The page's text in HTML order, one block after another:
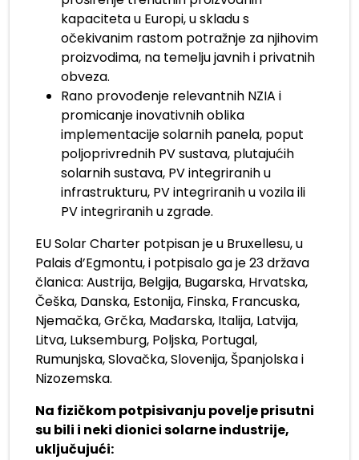
kapaciteta u Europi, u skladu s
očekivanim rastom potražnje za njihovim
proizvodima, na temelju javnih i privatnih
obveza.
Rano provođenje relevantnih NZIA i
promicanje inovativnih oblika
implementacije solarnih panela, poput
poljoprivrednih PV sustava, plutajućih
solarnih sustava, PV integriranih u
infrastrukturu, PV integriranih u vozila ili
PV integriranih u zgrade.
EU Solar Charter potpisan je u Bruxellesu, u
Palais d’Egmontu, i potpisalo ga je 23 država
članica: Austrija, Belgija, Bugarska, Hrvatska,
Češka, Danska, Estonija, Finska, Francuska,
Njemačka, Grčka, Mađarska, Italija, Latvija,
Litva, Luksemburg, Poljska, Portugal,
Rumunjska, Slovačka, Slovenija, Španjolska i
Nizozemska.
Na fizičkom potpisivanju povelje prisutni
su bili i neki dionici solarne industrije,
uključujući: